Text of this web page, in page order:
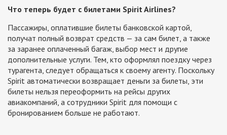
Что теперь будет с билетами Spirit Airlines?
Пассажиры, оплатившие билеты банковской картой,
получат полный возврат средств — за сам билет, а также
за заранее оплаченный багаж, выбор мест и другие
дополнительные услуги. Тем, кто оформлял поездку через
турагента, следует обращаться к своему агенту. Поскольку
Spirit автоматически возвращает деньги за билеты, эти
билеты нельзя переоформить на рейсы других
авиакомпаний, а сотрудники Spirit для помощи с
бронированием больше не работают.